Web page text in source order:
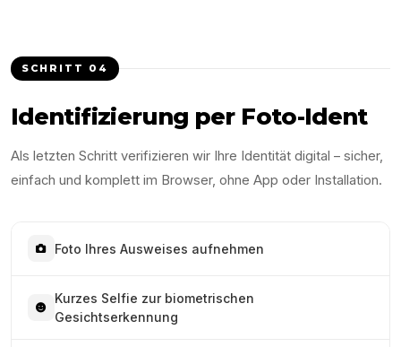
SCHRITT 04
Identifizierung per Foto-Ident
Als letzten Schritt verifizieren wir Ihre Identität digital – sicher,
einfach und komplett im Browser, ohne App oder Installation.
Foto Ihres Ausweises aufnehmen
Kurzes Selfie zur biometrischen
Gesichtserkennung